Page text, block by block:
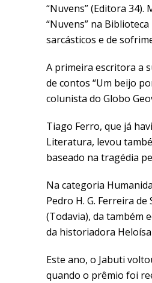
“Nuvens” (Editora
“Nuvens” na
sarcásticos e de
A primeira escritora a
de contos “Um beijo
colunista do Globo
Tiago Ferro, que já
Literatura, levou
baseado na tragédia
Na categoria
Pedro H. G. Ferreira
(Todavia), da também
da historiadora
Este ano, o Jabuti
quando o prêmio foi